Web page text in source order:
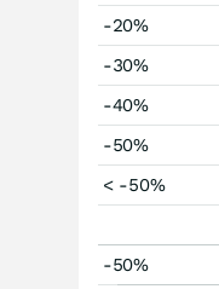
-20%
-30%
-40%
-50%
< -50%
-50%